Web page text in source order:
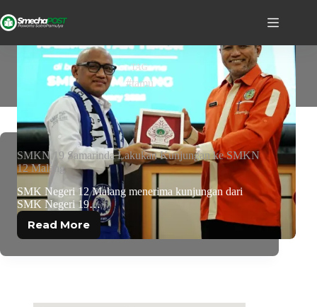
TAG
#tamu
SMKN 19 Samarinda Lakukan Kunjungan ke SMKN
12 Malang
SMK Negeri 12 Malang menerima kunjungan dari
SMK Negeri 19…
Read More